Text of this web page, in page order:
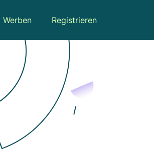
Werben Registrieren